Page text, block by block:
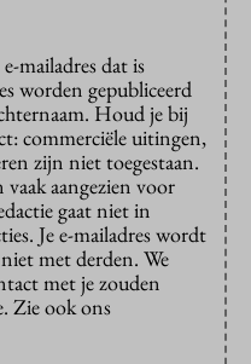
mailadres dat is
worden gepubliceerd
Houd je bij
commerciële uitingen,
zijn niet toegestaan.
aangezien voor
gaat niet in
Je e-mailadres wordt
met derden. We
met je zouden
Zie ook ons